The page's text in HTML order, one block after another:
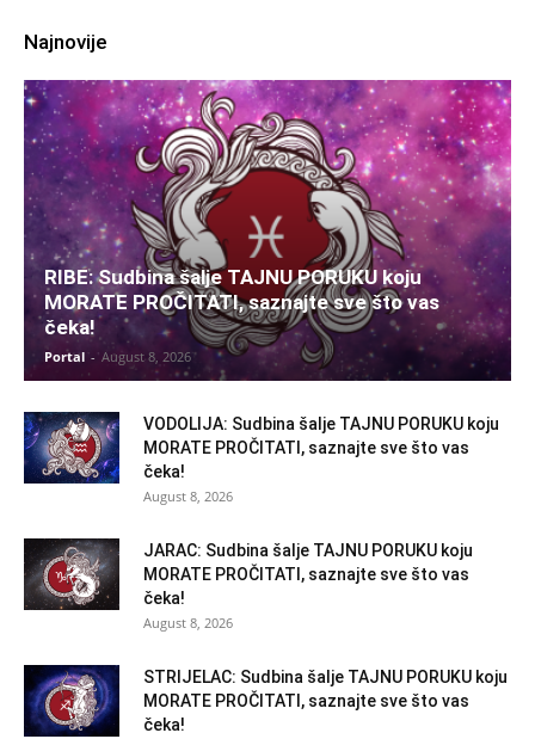
Najnovije
RIBE: Sudbina šalje TAJNU PORUKU koju
MORATE PROČITATI, saznajte sve što vas
čeka!
Portal - August 8, 2026
VODOLIJA: Sudbina šalje TAJNU PORUKU koju
MORATE PROČITATI, saznajte sve što vas
čeka!
August 8, 2026
JARAC: Sudbina šalje TAJNU PORUKU koju
MORATE PROČITATI, saznajte sve što vas
čeka!
August 8, 2026
STRIJELAC: Sudbina šalje TAJNU PORUKU koju
MORATE PROČITATI, saznajte sve što vas
čeka!